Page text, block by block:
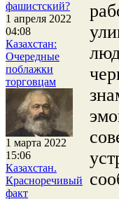
фашистский?
1 апреля 2022
04:08
Казахстан:
Очередные
поблажки
торговцам
1 марта 2022
15:06
Казахстан.
Красноречивый
факт